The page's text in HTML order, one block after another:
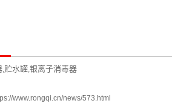
,贮水罐,银离子消毒器
www.rongqi.cn/news/573.html